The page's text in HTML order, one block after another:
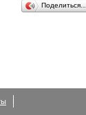
Поделиться…